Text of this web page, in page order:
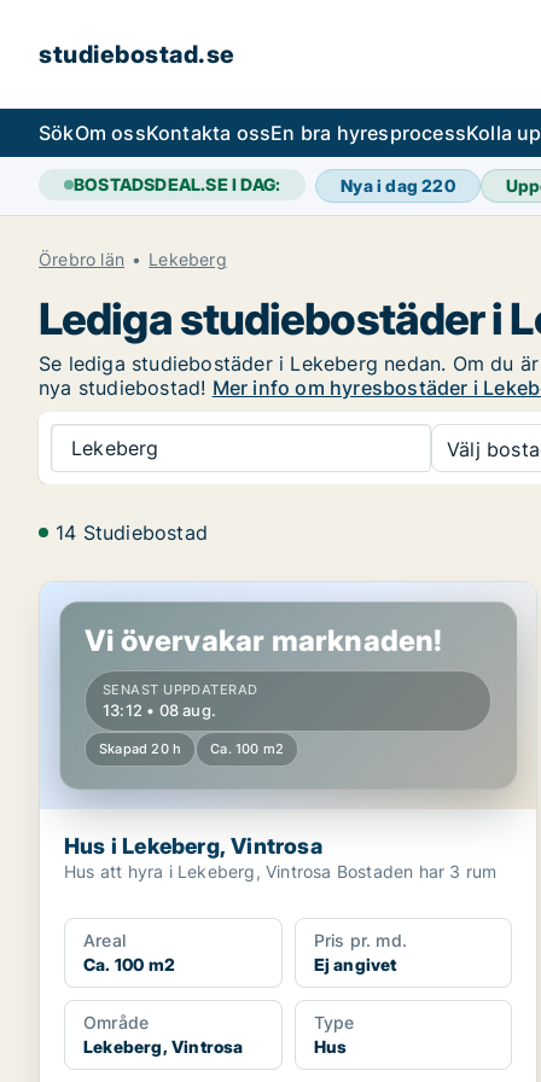
studiebostad.se
SökOm ossKontakta ossEn bra hyresprocessKolla
BOSTADSDEAL.SE I DAG: Nya i dag220
Örebro län Lekeberg
Lediga studiebostäder i
Se lediga studiebostäder i Lekeberg nedan. Om du
nya studiebostad! Mer info om hyresbostäder i
Lekeberg Välj
14 Studiebostad
Hus i Lekeberg, Vintrosa
Vi övervakar marknaden!
SENAST UPPDATERAD
13:12 • 08 aug.
Skapad 20 h Ca. 100 m2
Hus i Lekeberg, Vintrosa
Hus att hyra i Lekeberg, Vintrosa Bostaden har 3 rum
Areal
Ca. 100 m2
Pris pr. md.
Ej angivet
Område
Lekeberg, Vintrosa
Type
Hus